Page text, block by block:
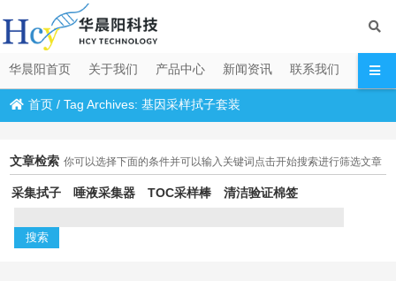
华晨阳首页 关于我们 产品中心 新闻资讯 联系我们
首页 /Tag Archives: 基因采样拭子套装
文章检索 你可以选择下面的条件并可以输入关键词点击开始搜索进行筛选文章
采集拭子 唾液采集器 TOC采样棒 清洁验证棉签